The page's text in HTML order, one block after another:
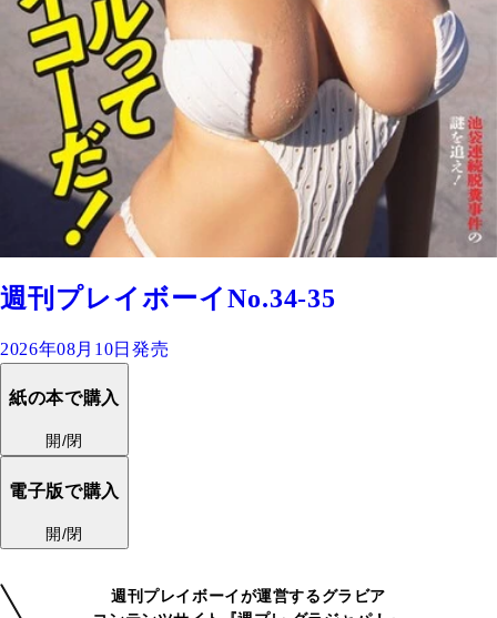
週刊プレイボーイNo.34-35
2026年08月10日発売
紙の本で購入
開/閉
電子版で購入
開/閉
週刊プレイボーイが運営するグラビア